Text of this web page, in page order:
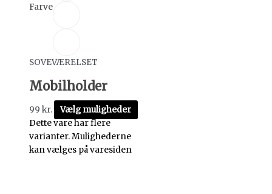
Farve
SOVEVÆRELSET
Mobilholder
99 kr.
Vælg muligheder
Dette vare har flere
varianter. Mulighederne
kan vælges på varesiden